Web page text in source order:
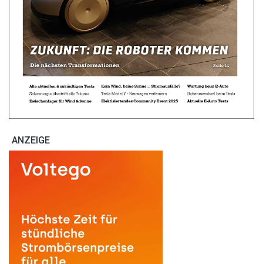
ANZEIGE